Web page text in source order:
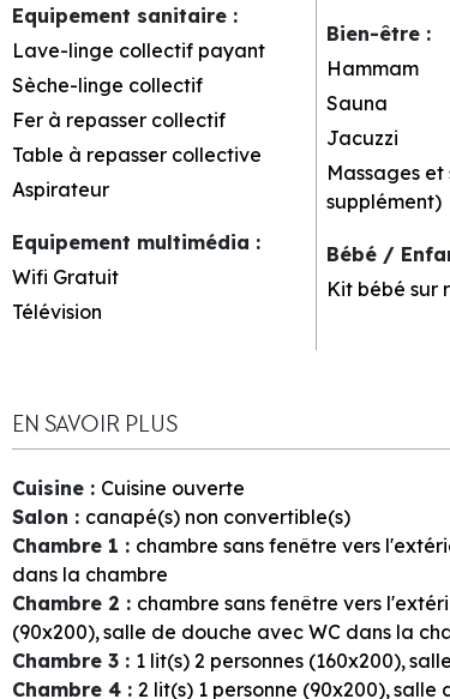
Equipement sanitaire :
Lave-linge collectif payant
Sèche-linge collectif
Fer à repasser collectif
Table à repasser collective
Aspirateur
Equipement multimédia :
Wifi Gratuit
Télévision
Bien-être :
Hammam
Sauna
Jacuzzi
Massages et
supplément)
Bébé /
Kit bébé sur
EN SAVOIR PLUS
Cuisine : Cuisine ouverte
Salon : canapé(s) non convertible(s)
Chambre 1 : chambre sans fenêtre vers
dans la chambre
Chambre 2 : chambre sans fenêtre vers
(90x200) salle de douche avec WC dans la
Chambre 3 : 1 lit(s) 2 personnes (160x200)
Chambre 4 : 2 lit(s) 1 personne (90x200) salle